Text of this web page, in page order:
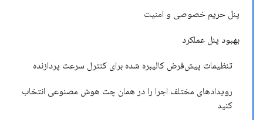
پنل حریم خصوصی و امنیت
بهبود پنل عملکرد
تنظیمات پیش‌فرض کالیبره شده برای کنترل سرعت پردازنده
رویدادهای مختلف اجرا را در همان چت هوش مصنوعی انتخاب
کنید